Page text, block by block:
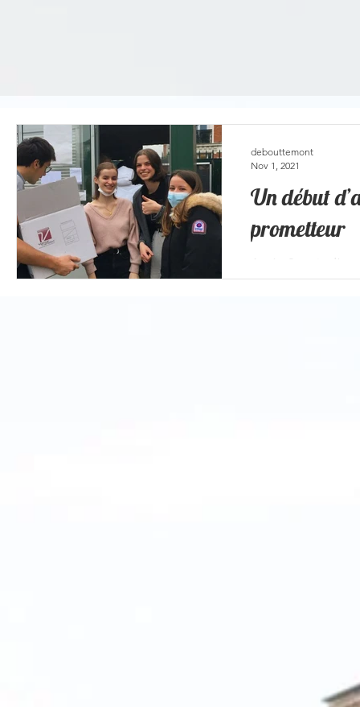
Un début
prometteur
Après 2 mois
ENFIN presque
debouttemont
Nov 1, 2021